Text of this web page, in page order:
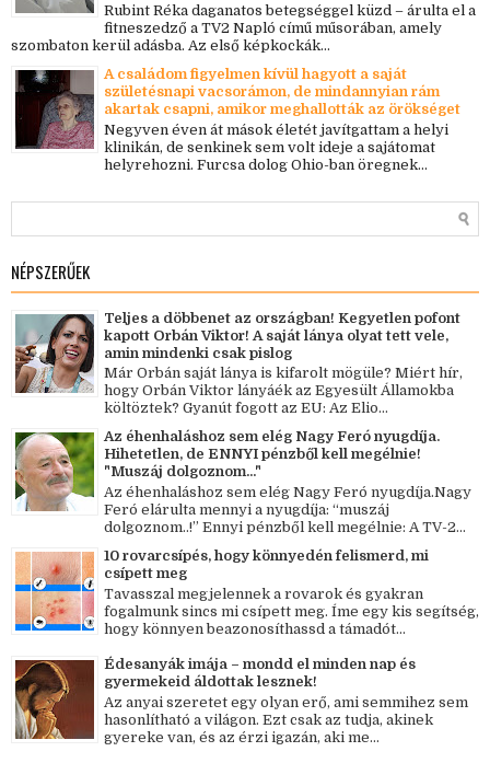
Rubint Réka daganatos betegséggel küzd – árulta el a
fitneszedző a TV2 Napló című műsorában, amely
szombaton kerül adásba. Az első képkockák...
A családom figyelmen kívül hagyott a saját
születésnapi vacsorámon, de mindannyian rám
akartak csapni, amikor meghallották az örökséget
Negyven éven át mások életét javítgattam a helyi
klinikán, de senkinek sem volt ideje a sajátomat
helyrehozni. Furcsa dolog Ohio-ban öregnek...
NÉPSZERŰEK
Teljes a döbbenet az országban! Kegyetlen pofont
kapott Orbán Viktor! A saját lánya olyat tett vele,
amin mindenki csak pislog
Már Orbán saját lánya is kifarolt mögüle? Miért hír,
hogy Orbán Viktor lányáék az Egyesült Államokba
költöztek? Gyanút fogott az EU: Az Elio...
Az éhenhaláshoz sem elég Nagy Feró nyugdíja.
Hihetetlen, de ENNYI pénzből kell megélnie!
"Muszáj dolgoznom..."
Az éhenhaláshoz sem elég Nagy Feró nyugdíja.Nagy
Feró elárulta mennyi a nyugdíja: “muszáj
dolgoznom..!” Ennyi pénzből kell megélnie: A TV-2...
10 rovarcsípés, hogy könnyedén felismerd, mi
csípett meg
Tavasszal megjelennek a rovarok és gyakran
fogalmunk sincs mi csípett meg. Íme egy kis segítség,
hogy könnyen beazonosíthassd a támadót...
Édesanyák imája – mondd el minden nap és
gyermekeid áldottak lesznek!
Az anyai szeretet egy olyan erő, ami semmihez sem
hasonlítható a világon. Ezt csak az tudja, akinek
gyereke van, és az érzi igazán, aki me...